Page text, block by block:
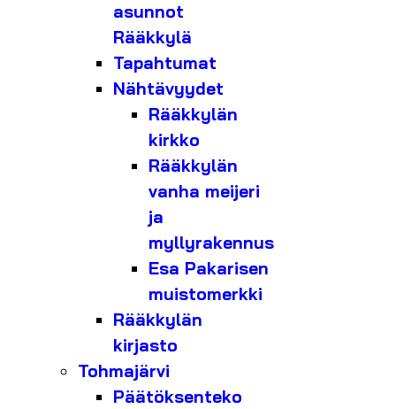
asunnot
Rääkkylä
Tapahtumat
Nähtävyydet
Rääkkylän
kirkko
Rääkkylän
vanha meijeri
ja
myllyrakennus
Esa Pakarisen
muistomerkki
Rääkkylän
kirjasto
Tohmajärvi
Päätöksenteko